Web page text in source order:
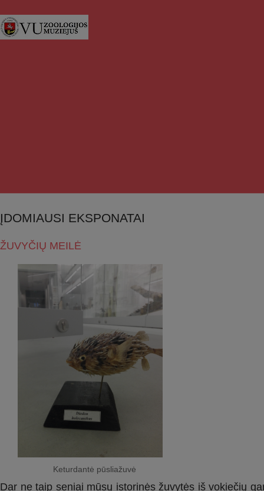
ĮDOMIAUSI EKSPONATAI
ŽUVYČIŲ MEILĖ
Keturdantė pūsliažuvė
Dar ne taip seniai mūsų istorinės žuvytės iš vokiečių